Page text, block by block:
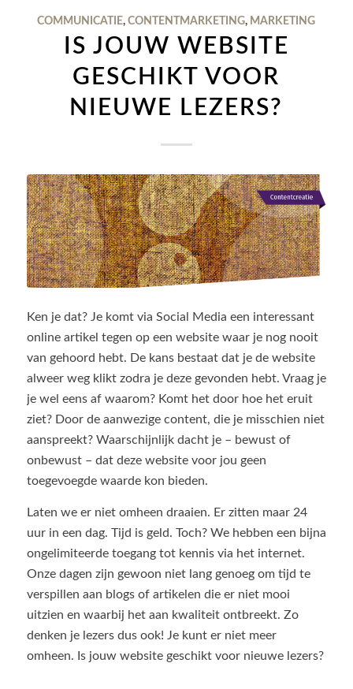
COMMUNICATIE,CONTENTMARKETING, MARKETING
IS JOUW WEBSITE
GESCHIKT VOOR
NIEUWE LEZERS?
Ken je dat? Je komt via Social Media een interessant
online artikel tegen op een website waar je nog nooit
van gehoord hebt. De kans bestaat dat je de website
alweer weg klikt zodra je deze gevonden hebt. Vraag je
je wel eens af waarom? Komt het door hoe het eruit
ziet? Door de aanwezige content, die je misschien niet
aanspreekt? Waarschijnlijk dacht je – bewust of
onbewust – dat deze website voor jou geen
toegevoegde waarde kon bieden.
Laten we er niet omheen draaien. Er zitten maar 24
uur in een dag. Tijd is geld. Toch? We hebben een bijna
ongelimiteerde toegang tot kennis via het internet.
Onze dagen zijn gewoon niet lang genoeg om tijd te
verspillen aan blogs of artikelen die er niet mooi
uitzien en waarbij het aan kwaliteit ontbreekt. Zo
denken je lezers dus ook! Je kunt er niet meer
omheen. Is jouw website geschikt voor nieuwe lezers?